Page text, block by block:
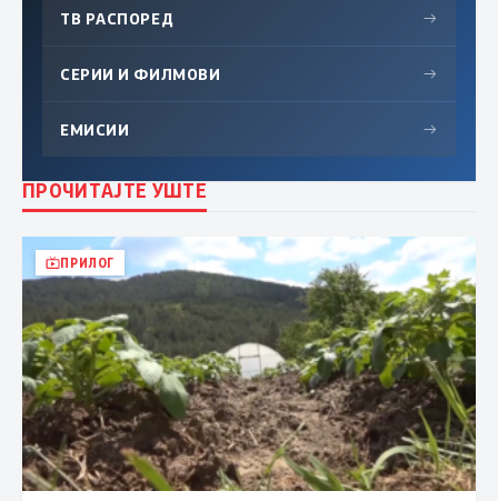
ТВ РАСПОРЕД →
СЕРИИ И ФИЛМОВИ →
ЕМИСИИ →
ПРОЧИТАЈТЕ УШТЕ
ПРИЛОГ